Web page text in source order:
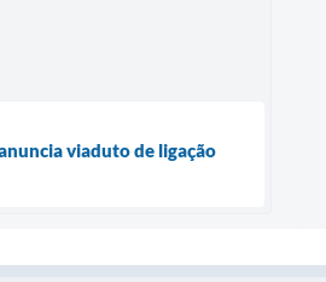
viaduto de ligação